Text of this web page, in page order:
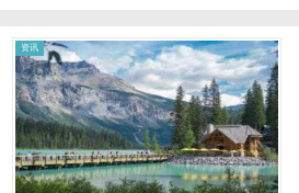
资讯